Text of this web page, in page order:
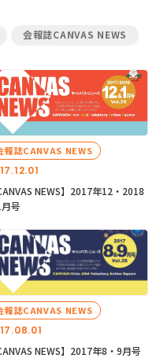
会報誌CANVAS NEWS
報誌CANVAS NEWS
NEWS】2017年12・2018
号
報誌CANVAS NEWS
NEWS】2017年8・9月号